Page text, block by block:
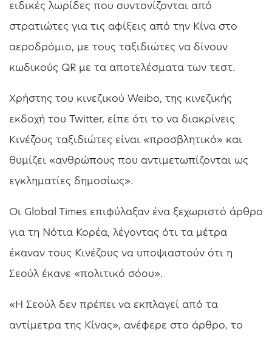
ειδικές λωρίδες που συντονίζονται από
στρατιώτες για τις αφίξεις από την Κίνα στο
αεροδρόμιο, με τους ταξιδιώτες να δίνουν
κωδικούς QR με τα αποτελέσματα των τεστ.
Χρήστης του κινεζικού Weibo, της κινεζικής
εκδοχή του Twitter, είπε ότι το να διακρίνεις
Κινέζους ταξιδιώτες είναι «προσβλητικό» και
θυμίζει «ανθρώπους που αντιμετωπίζονται ως
εγκληματίες δημοσίως».
Οι Global Times επιφύλαξαν ένα ξεχωριστό άρθρο
για τη Νότια Κορέα, λέγοντας ότι τα μέτρα
έκαναν τους Κινέζους να υποψιαστούν ότι η
Σεούλ έκανε «πολιτικό σόου».
«Η Σεούλ δεν πρέπει να εκπλαγεί από τα
αντίμετρα της Κίνας», ανέφερε στο άρθρο, το